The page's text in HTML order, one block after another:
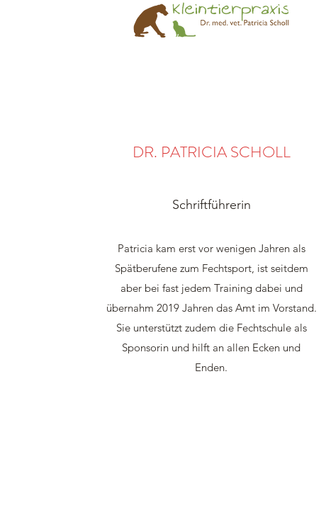
DR. PATRICIA SCHOLL
Schriftführerin
Patricia kam erst vor wenigen Jahren als
Spätberufene zum Fechtsport, ist seitdem
aber bei fast jedem Training dabei und
übernahm 2019 Jahren das Amt im Vorstand.
Sie unterstützt zudem die Fechtschule als
Sponsorin und hilft an allen Ecken und
Enden.